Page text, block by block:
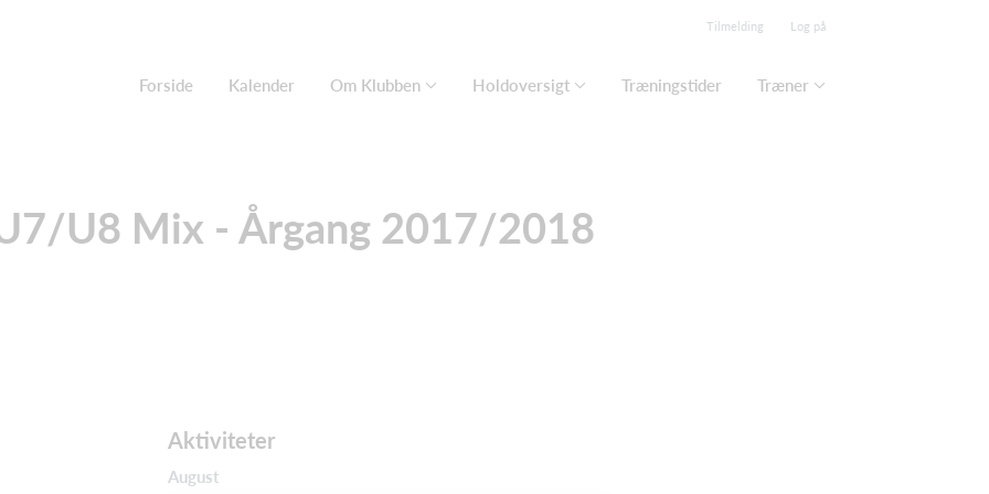
Tilmelding Log på
Forside Kalender Om Klubben Holdoversigt Træningstider Træner
U8 Mix - Årgang 2017/2018
Aktiviteter
August